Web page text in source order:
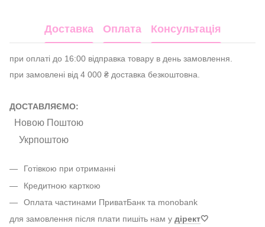
Доставка Оплата Консультація
при оплаті до 16:00 відправка товару в день замовлення.
при замовлені від 4 000 ₴ доставка безкоштовна.
ДОСТАВЛЯЄМО:
Новою Поштою
Укрпоштою
Готівкою при отриманні
Кредитною карткою
Оплата частинами ПриватБанк та monobank
для замовлення після плати пишіть нам у дірект🤍